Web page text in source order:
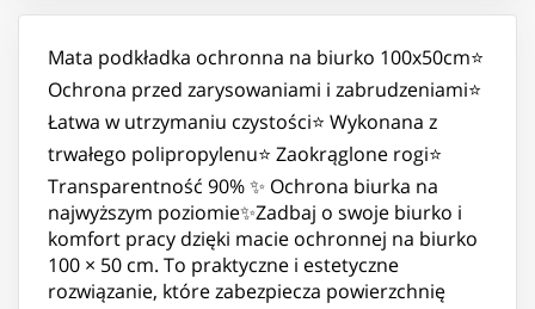
Mata podkładka ochronna na biurko 100x50cm⭐️
Ochrona przed zarysowaniami i zabrudzeniami⭐️
Łatwa w utrzymaniu czystości⭐️ Wykonana z
trwałego polipropylenu⭐️ Zaokrąglone rogi⭐️
Transparentność 90% ✨ Ochrona biurka na
najwyższym poziomie✨Zadbaj o swoje biurko i
komfort pracy dzięki macie ochronnej na biurko
100 × 50 cm. To praktyczne i estetyczne
rozwiązanie, które zabezpiecza powierzchnię